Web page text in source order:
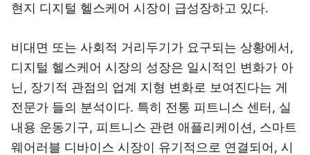
현지 디지털 헬스케어 시장이 급성장하고 있다.
비대면 또는 사회적 거리두기가 요구되는 상황에서,
디지털 헬스케어 시장의 성장은 일시적인 변화가 아
닌, 장기적 관점의 업계 지형 변화로 보여진다는 게
전문가 들의 분석이다. 특히 전통 피트니스 센터, 실
내용 운동기구, 피트니스 관련 애플리케이션, 스마트
웨어러블 디바이스 시장이 유기적으로 연결되어, 시